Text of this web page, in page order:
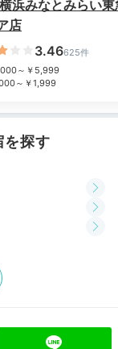
先に済ませて
すると、精算
ばすぐに出発
コロナ対策もばっ
浜みなとみらい東
店
3.46625件
～￥5,999
～￥1,999
を探す